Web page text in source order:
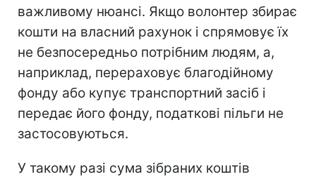
важливому нюансі. Якщо волонтер збирає
кошти на власний рахунок і спрямовує їх
не безпосередньо потрібним людям, а,
наприклад, перераховує благодійному
фонду або купує транспортний засіб і
передає його фонду, податкові пільги не
застосовуються.
У такому разі сума зібраних коштів